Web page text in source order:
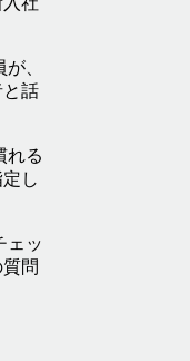
、
と話
れる
し
ェッ
問